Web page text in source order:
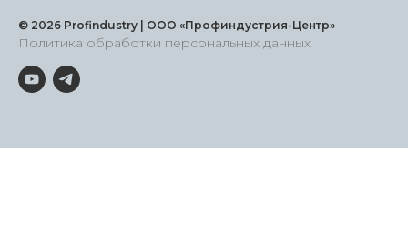
© 2026 Profindustry | ООО «Профиндустрия-Центр»
Политика обработки персональных данных